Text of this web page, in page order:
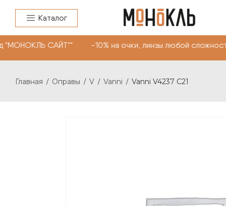
Каталог
САЙТ"" -10% на очки, линзы любой
Главная / Оправы / V / Vanni / Vanni V4237 C21